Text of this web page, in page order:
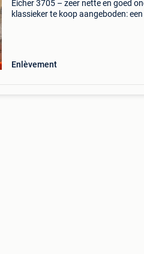
Eicher 3705 – zeer nette en goed
klassieker te koop aangeboden:
Enlèvement